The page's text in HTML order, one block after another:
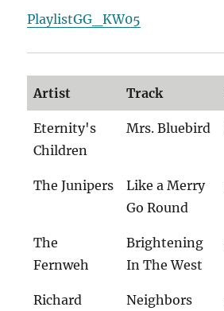
PlaylistGG_KW05
Artist Track
Eternity's
Children
Mrs. Bluebird
The Junipers
Like a Merry
Go Round
The
Fernweh
Brightening
In The West
Richard
Neighbors